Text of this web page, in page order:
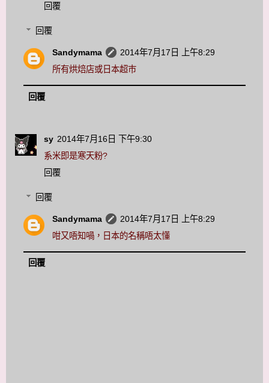
回覆
回覆
Sandymama
2014年7月17日 上午8:29
所有烘焙店或日本超巿
回覆
sy 2014年7月16日 下午9:30
系米即是寒天粉?
回覆
回覆
Sandymama
2014年7月17日 上午8:29
咁又唔知喎，日本的名稱唔太懂
回覆